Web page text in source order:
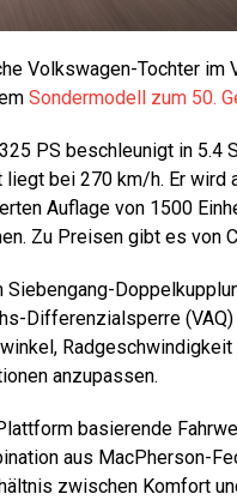
Volkswagen-Tochter im
Sondermodell zum 50.
PS beschleunigt in 5.4
bei 270 km/h. Er
Auflage von 1500
Zu Preisen gibt es von
Differenzialsperre
anzupassen.
basierende
aus MacPherson-
zwischen Komfort